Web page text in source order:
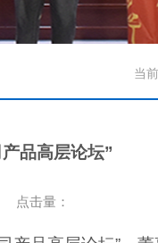
当
品高层论坛”
点击量：